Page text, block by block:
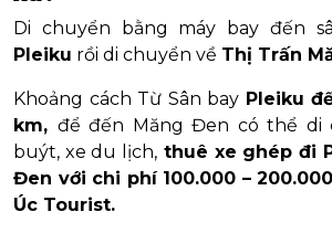
Di chuyển bằng máy bay đến
Pleiku rồi di chuyển về Thị Trấn
Khoảng cách Từ Sân bay Pleiku
km, để đến Măng Đen có thể di
buýt, xe du lịch, thuê xe ghép đi
Đen với chi phí 100.000 –
Úc Tourist.